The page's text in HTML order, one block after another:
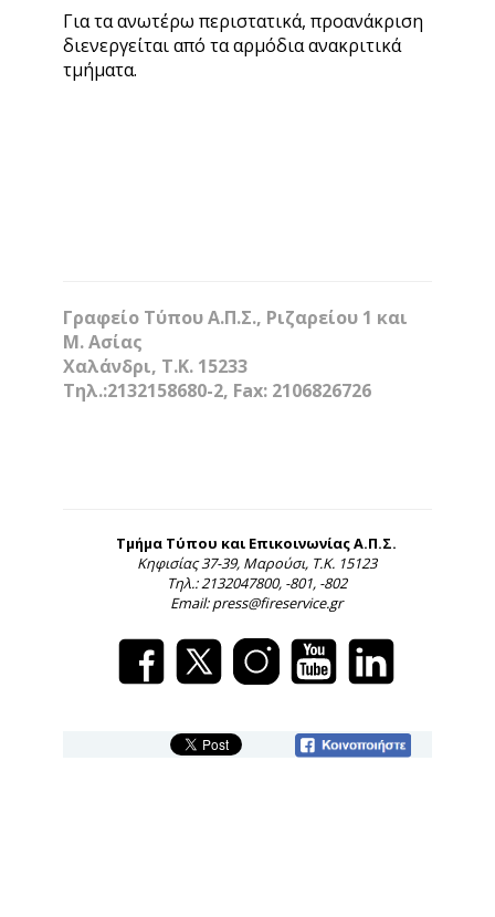
Για τα ανωτέρω περιστατικά, προανάκριση
διενεργείται από τα αρμόδια ανακριτικά
τμήματα.
Γραφείο Τύπου Α.Π.Σ., Ριζαρείου 1 και
Μ. Ασίας
Χαλάνδρι, Τ.Κ. 15233
Τηλ.:2132158680-2, Fax: 2106826726
Τμήμα Τύπου και Επικοινωνίας Α.Π.Σ.
Κηφισίας 37-39, Μαρούσι, Τ.Κ. 15123
Τηλ.: 2132047800, -801, -802
Email: press@fireservice.gr